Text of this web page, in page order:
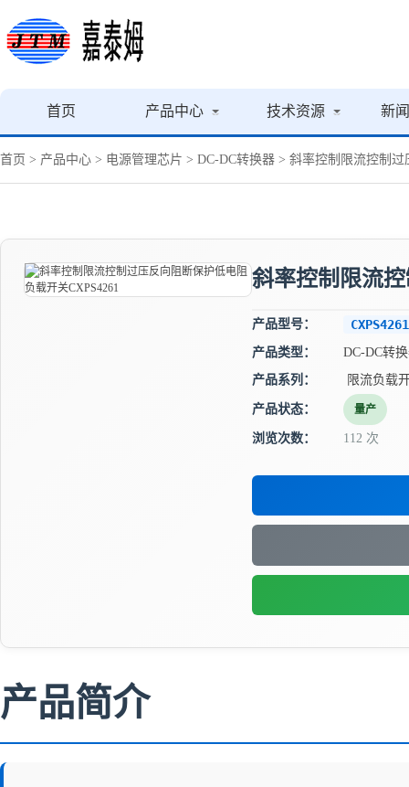
首页 产品中心 技术资源 新
首页 > 产品中心 > 电源管理芯片 > DC-DC转换器 > 斜率控制限流控制过
斜率控制限流
产品型号： CXPS4261
产品类型：
DC-DC转
产品系列：
限流负载
产品状态： 量产
浏览次数： 112 次
产品简介